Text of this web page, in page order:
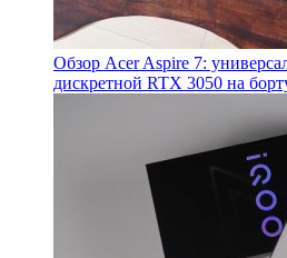
Обзор Acer Aspire 7:
дискретной RTX 3050 на